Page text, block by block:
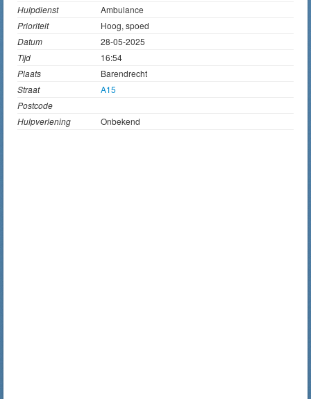
Hulpdienst
Ambulance
Prioriteit
Hoog, spoed
Datum
28-05-2025
Tijd
16:54
Plaats
Barendrecht
Straat
A15
Postcode
Hulpverlening
Onbekend